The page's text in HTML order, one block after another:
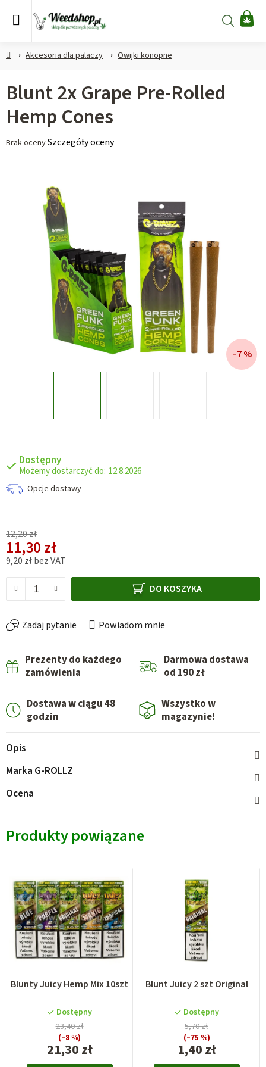
Szukaj
HomeAkcesoria dla palaczy Owijki konopne
Dostępny
12.8.2026
Opcje dostawy
12,20 zł
11,30 zł
9,20 zł bez VAT
DO KOSZYKA
Zadaj pytanie Powiadom mnie
Blunt 2x Grape Pre-Rolled
Hemp Cones
Średnia
Brak ocenySzczegóły oceny
–7 %
Prezenty do każdego
zamówienia
Darmowa dostawa
od 190 zł
Dostawa w ciągu 48
godzin
Wszystko w
magazynie!
Opis
Marka G-ROLLZ
Ocena
Produkty powiązane
Blunty Juicy Hemp Mix 10szt
Dostępny
21,30 zł
23,40 zł
(–8 %)
Blunt Juicy 2 szt Original
Dostępny
1,40 zł
5,70 zł
(–75 %)